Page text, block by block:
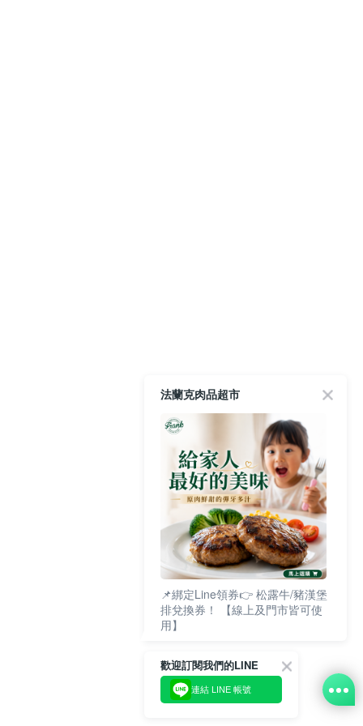
法蘭克肉品超市
📌綁定Line領券👉 松露牛/豬漢堡
排兌換券！ 【線上及門市皆可使
用】
歡迎訂閱我們的LINE
連結 LINE 帳號